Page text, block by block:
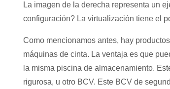
La imagen de la derecha representa un
configuración? La virtualización tiene el
Como mencionamos antes, hay
máquinas de cinta. La ventaja es que
la misma piscina de almacenamiento.
rigurosa, u otro BCV. Este BCV de